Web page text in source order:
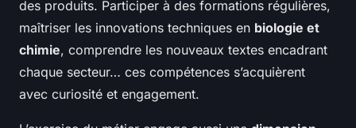
des produits. Participer à des formations régulières,
maîtriser les innovations techniques en biologie et
chimie, comprendre les nouveaux textes encadrant
chaque secteur… ces compétences s’acquièrent
avec curiosité et engagement.